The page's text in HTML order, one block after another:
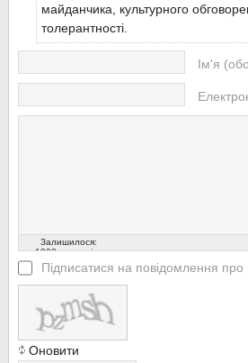
майданчика, культурного
толерантності.
Ім'я
Залишилося:
1000символів
Підписатися на повідомлення про
Оновити